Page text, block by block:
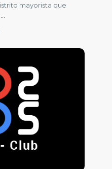
mayorista que